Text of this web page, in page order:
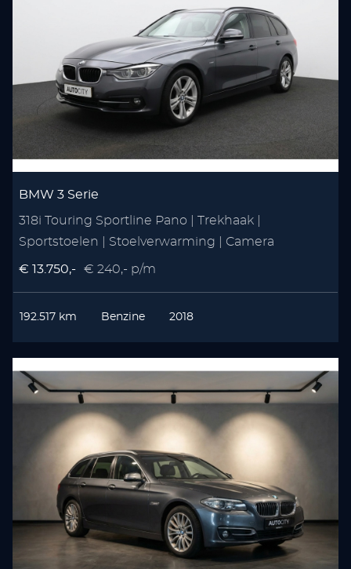
BMW 3 Serie
318i Touring Sportline Pano | Trekhaak |
Sportstoelen | Stoelverwarming | Camera
€ 13.750,- € 240,- p/m
192.517 km Benzine 2018